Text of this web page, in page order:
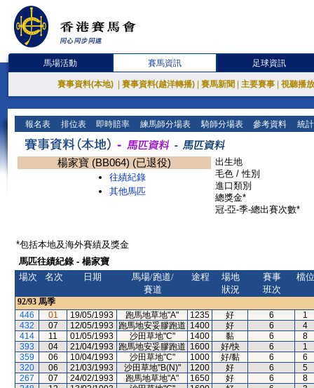
馬場活動 賽馬資訊 足球資訊
賽事資料(本地) 賽事資料(越洋轉播) 賽馬新聞 主要賽事 視聽播
報名表 排位表 即時賠率 練馬師分場表 騎師分場表 參考資料 統
楊家寶 (BB064) (已退役)
往績紀錄
其他馬匹
出生地
毛色 / 性別
進口類別
總獎金*
冠-亞-季-總出賽次數*
*包括本地及海外賽績及獎金
馬匹往績紀錄 - 楊家寶
場次
名次 日期
馬場/跑道/
賽道
途程
場地
狀況
賽事
班次
檔位
92/93 馬季
446
01 19/05/1993 跑馬地草地"A" 1235 好 6
1
432
07 12/05/1993 跑馬地安妥膠跑道 1400 好 6
4
414
11 01/05/1993 沙田草地"C" 1400 黏 6
8
393
04 21/04/1993 跑馬地安妥膠跑道 1600 好/快 6
1
359
06 10/04/1993 沙田草地"C" 1000 好/黏 6
6
320
06 21/03/1993 沙田草地"B(N)" 1200 好 6
5
267
07 24/02/1993 跑馬地草地"A" 1650 好 6
8